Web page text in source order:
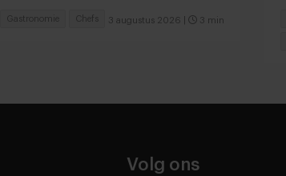
3 augustus 2026 3 min
Gastronomie Chefs
Volg ons